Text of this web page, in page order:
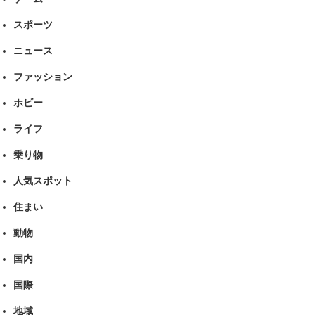
スポーツ
ニュース
ファッション
ホビー
ライフ
乗り物
人気スポット
住まい
動物
国内
国際
地域